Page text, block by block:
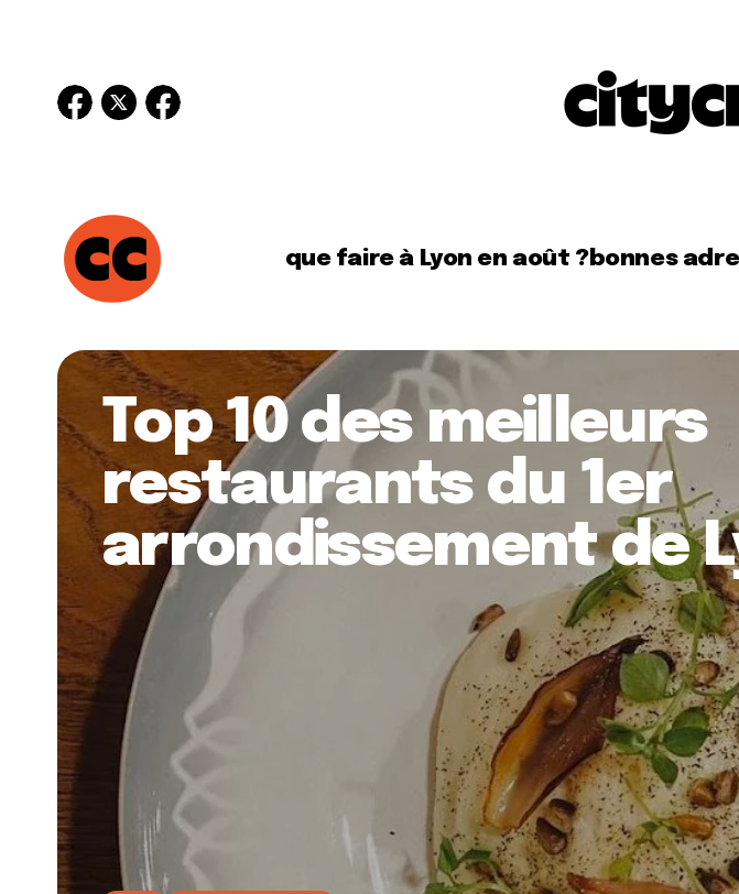
que faire à Lyon en août ?bonnes
Top 10 des meilleurs
restaurants du 1er
arrondissement de